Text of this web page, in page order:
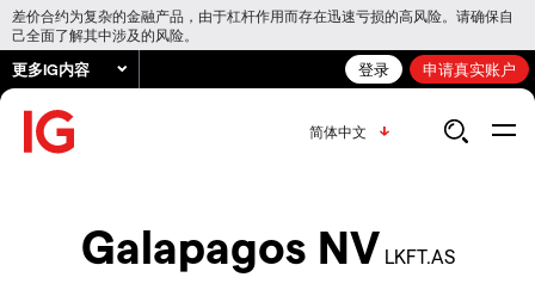
差价合约为复杂的金融产品，由于杠杆作用而存在迅速亏损的高风险。请确保自
己全面了解其中涉及的风险。
更多IG内容 登录 申请真实账户
简体中文
Galapagos NV LKFT.AS